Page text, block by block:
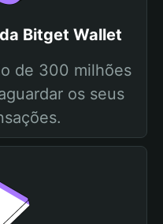
Bitget Wallet
de 300 milhões
os seus